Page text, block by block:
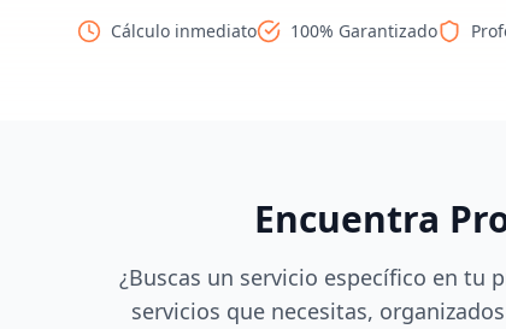
Cálculo inmediato
100% Garantizado
Encuentra
¿Buscas un servicio específico en tu
servicios que necesitas,